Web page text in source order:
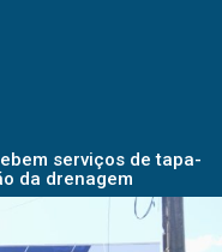
serviços de tapa-
da drenagem